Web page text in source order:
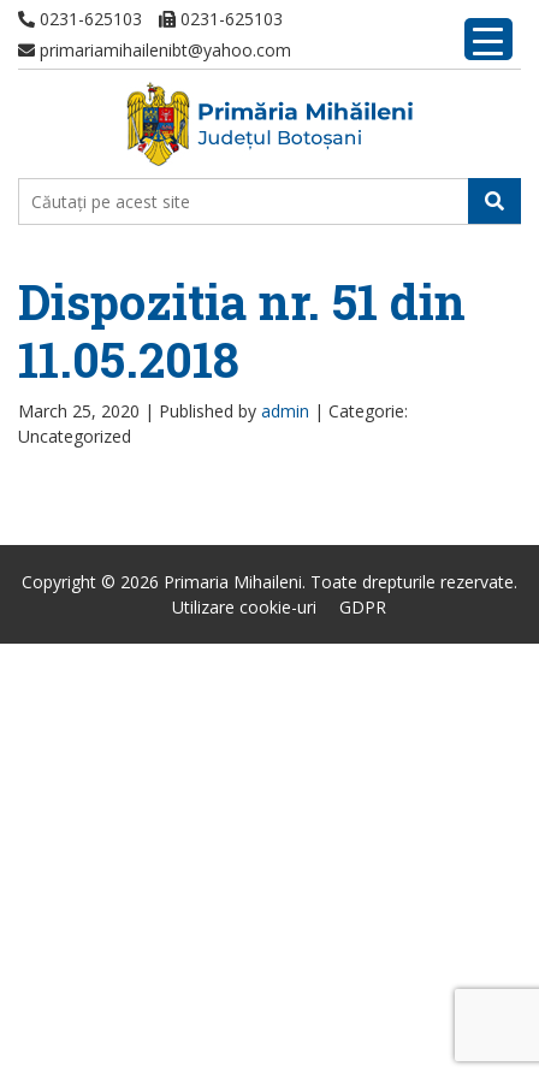
0231-625103
0231-625103
primariamihailenibt@yahoo.com
Dispozitia nr. 51 din
11.05.2018
March 25, 2020 | Published by admin | Categorie:
Uncategorized
Copyright © 2026 Primaria Mihaileni. Toate drepturile rezervate.
Utilizare cookie-uri
GDPR